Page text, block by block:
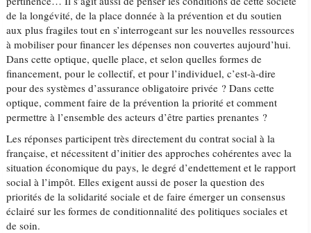
de la longévité, de la place donnée à la prévention et du soutien
aux plus fragiles tout en s’interrogeant sur les nouvelles ressources
à mobiliser pour financer les dépenses non couvertes aujourd’hui.
Dans cette optique, quelle place, et selon quelles formes de
financement, pour le collectif, et pour l’individuel, c’est-à-dire
pour des systèmes d’assurance obligatoire privée ? Dans cette
optique, comment faire de la prévention la priorité et comment
permettre à l’ensemble des acteurs d’être parties prenantes ?
Les réponses participent très directement du contrat social à la
française, et nécessitent d’initier des approches cohérentes avec la
situation économique du pays, le degré d’endettement et le rapport
social à l’impôt. Elles exigent aussi de poser la question des
priorités de la solidarité sociale et de faire émerger un consensus
éclairé sur les formes de conditionnalité des politiques sociales et
de soin.